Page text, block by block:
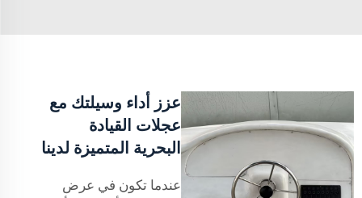
عزز أداء وسيلتك مع
عجلات القيادة
البحرية المتميزة لدينا
عندما تكون في عرض